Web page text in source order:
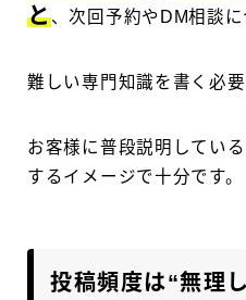
と、次回予約やDM相談に
難しい専門知識を書く必要
お客様に普段説明してい
するイメージで十分です。
投稿頻度は“無理